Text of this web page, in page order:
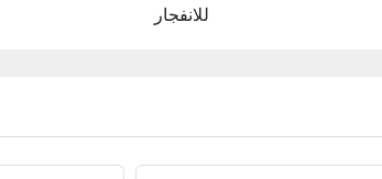
للانفجار